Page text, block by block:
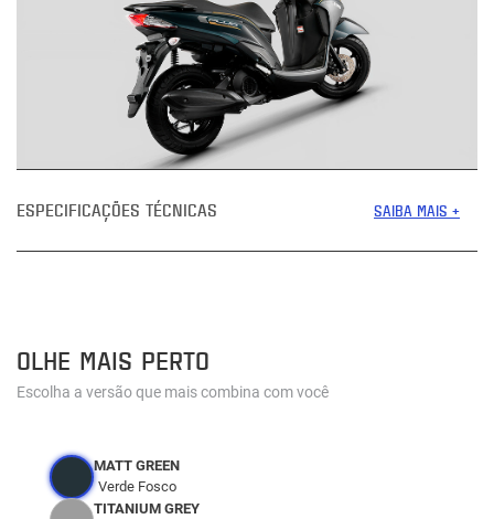
ESPECIFICAÇÕES TÉCNICAS SAIBA MAIS +
OLHE MAIS PERTO
Escolha a versão que mais combina com você
MATT GREEN
Verde Fosco
TITANIUM GREY